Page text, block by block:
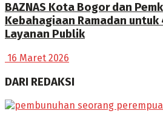
BAZNAS Kota Bogor dan
Kebahagiaan Ramadan
Layanan Publik
16 Maret 2026
DARI REDAKSI